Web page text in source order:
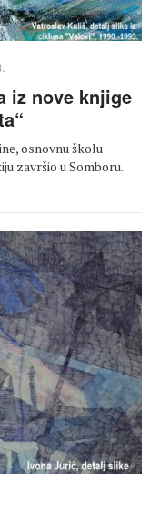
iz nove knjige
osnovnu školu
završio u Somboru.